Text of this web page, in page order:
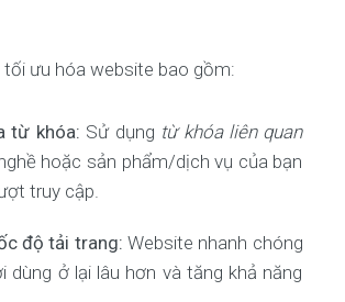
ưu hóa website bao gồm:
từ khóa: Sử dụng từ khóa liên quan
hoặc sản phẩm/dịch vụ của bạn
truy cập.
độ tải trang: Website nhanh chóng
dùng ở lại lâu hơn và tăng khả năng